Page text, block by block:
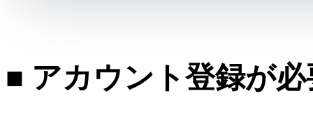
■ アカウント登録が